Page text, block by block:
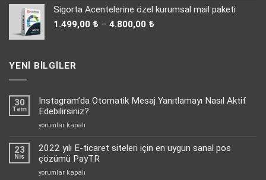
35.000,00 ₺.fiyat:
Sigorta Acentelerine özel kurumsal mail paketi
1.499,00 ₺ – 4.800,00 ₺
YENI BILGILER
30
Tem
Instagram’da Otomatik Mesaj Yanıtlamayı Nasıl Aktif
Edebilirsiniz?
Instagram’da
Mesaj
Yanıtlamayı
Nasıl
Aktif
yorumlar kapalı
23
Nis
2022 yılı E-ticaret siteleri için en uygun sanal pos
çözümü PayTR
2022
yorumlar kapalı